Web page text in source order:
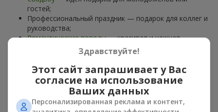
гостей;
Профессиональный праздник — подарок для коллег и
руководства;
Романтические поводы— красивая и нежная
Корпоративные события— подарок деловому
партнёру.
Цветочная корзина — универсальный подарок для любого
возраста. Стильные ручные композиции позволяют
передать любые эмоции: благодарность, восхищение,
Здравствуйте!
Этот сайт запрашивает у Вас
согласие на использование
Ваших данных
Персонализированная реклама и контент,